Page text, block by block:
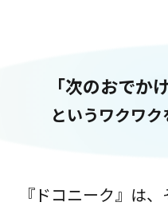
「次のおでか
というワクワク
『ドコニーク』は